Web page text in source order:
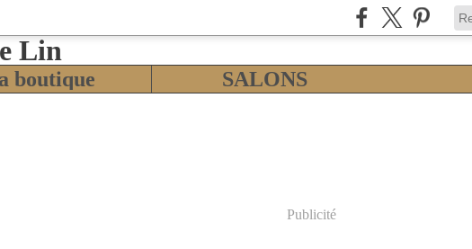
boutique SALONS
Publicité